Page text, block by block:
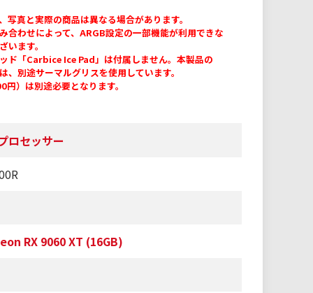
写真と実際の商品は異なる場合があります。
合わせによって、ARGB設定の一部機能が利用できな
います。
ド「Carbice Ice Pad」は付属しません。本製品の
、別途サーマルグリスを使用しています。
）は別途必要となります。
ロセッサー
RX 9060 XT (16GB)